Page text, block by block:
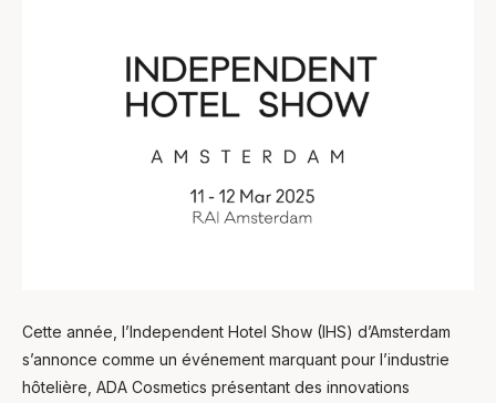
Cette année, l’Independent Hotel Show (IHS) d’Amsterdam
s’annonce comme un événement marquant pour l’industrie
hôtelière, ADA Cosmetics présentant des innovations